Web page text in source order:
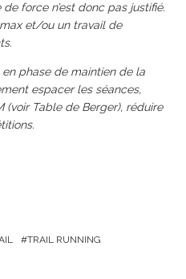
force n’est donc pas justifié.
et/ou un travail de
phase de maintien de la
espacer les séances,
(voir Table de Berger), réduire
TRAIL RUNNING